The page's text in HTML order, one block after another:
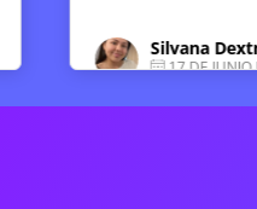
Silvana Dextre
17 DE JUNIO DE 2026